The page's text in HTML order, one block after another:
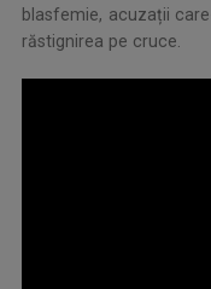
blasfemie, acuzații
răstignirea pe cruce.